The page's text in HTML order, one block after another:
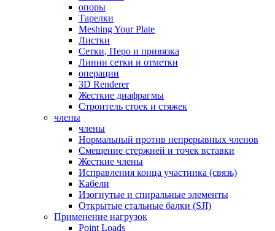
опоры
Тарелки
Meshing Your Plate
Листки
Сетки, Перо и привязка
Линии сетки и отметки
операции
3D Renderer
Жесткие диафрагмы
Строитель стоек и стяжек
члены
члены
Нормальный против непрерывных членов
Смещение стержней и точек вставки
Жесткие члены
Исправления конца участника (связь)
Кабели
Изогнутые и спиральные элементы
Открытые стальные балки (SJI)
Применение нагрузок
Point Loads